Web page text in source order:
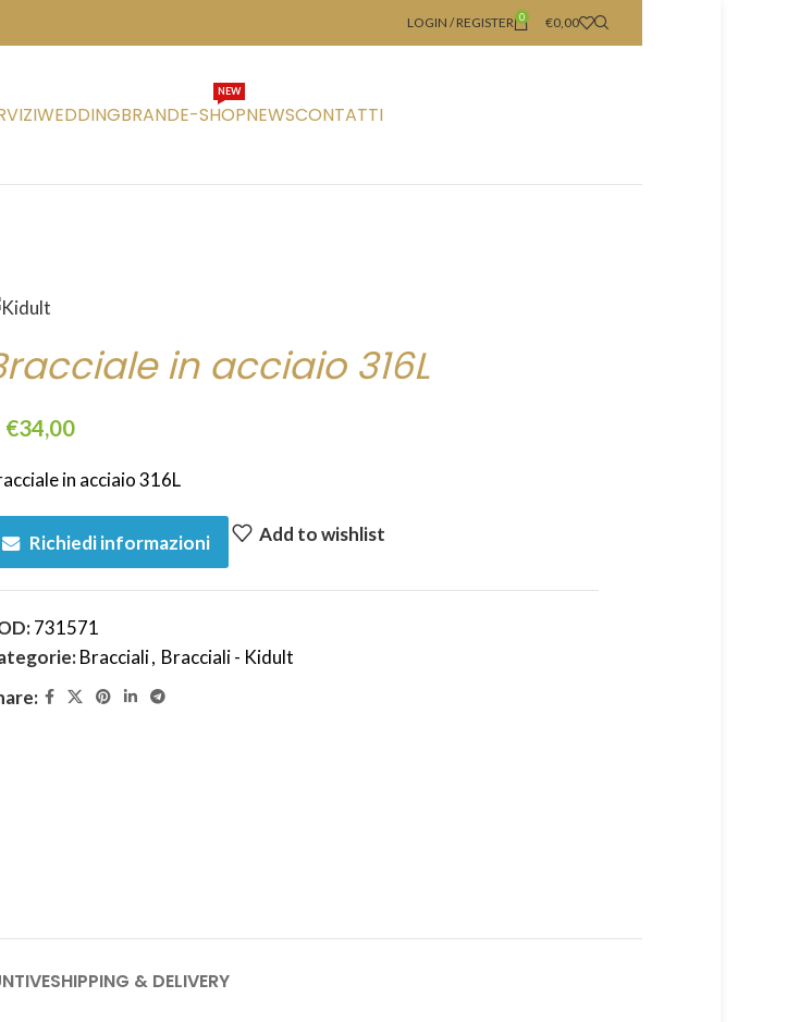
LOGIN / REGISTER 0 €0,00
WEDDINGBRANDE-SHOP
NEW
NEWSCONTATTI
in acciaio 316L
€34,00
in acciaio 316L
Richiedi informazioni Add to wishlist
731571
Bracciali, Bracciali - Kidult
SHIPPING & DELIVERY